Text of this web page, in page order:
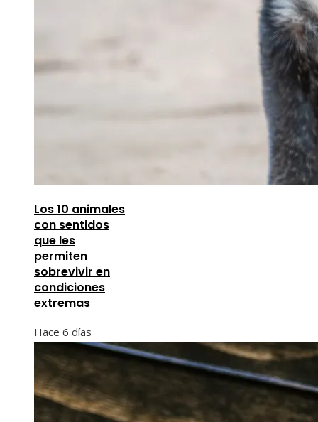
Los 10 animales
con sentidos
que les
permiten
sobrevivir en
condiciones
extremas
Hace 6 días